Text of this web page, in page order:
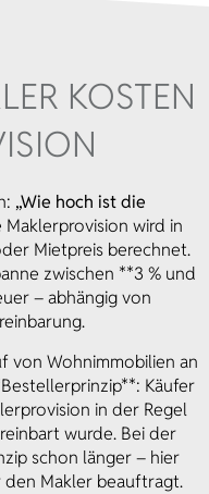
KOSTEN
„Wie hoch ist die
Maklerprovision wird in
Mietpreis berechnet.
zwischen **3 % und
– abhängig von
von Wohnimmobilien an
Käufer
in der Regel
wurde. Bei der
schon länger – hier
Makler beauftragt.